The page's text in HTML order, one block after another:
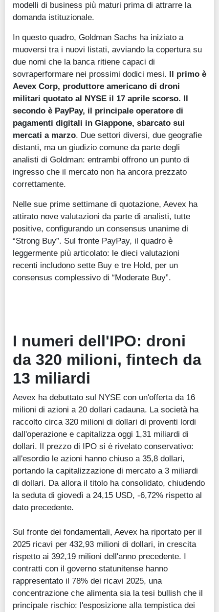
modelli di business più maturi prima di attrarre la
domanda istituzionale.
In questo quadro, Goldman Sachs ha iniziato a
muoversi tra i nuovi listati, avviando la copertura su
due nomi che la banca ritiene capaci di
sovraperformare nei prossimi dodici mesi. Il primo è
Aevex Corp, produttore americano di droni
militari quotato al NYSE il 17 aprile scorso. Il
secondo è PayPay, il principale operatore di
pagamenti digitali in Giappone, sbarcato sui
mercati a marzo. Due settori diversi, due geografie
distanti, ma un giudizio comune da parte degli
analisti di Goldman: entrambi offrono un punto di
ingresso che il mercato non ha ancora prezzato
correttamente.
Nelle sue prime settimane di quotazione, Aevex ha
attirato nove valutazioni da parte di analisti, tutte
positive, configurando un consensus unanime di
“Strong Buy”. Sul fronte PayPay, il quadro è
leggermente più articolato: le dieci valutazioni
recenti includono sette Buy e tre Hold, per un
consensus complessivo di “Moderate Buy”.
I numeri dell'IPO: droni
da 320 milioni, fintech da
13 miliardi
Aevex ha debuttato sul NYSE con un'offerta da 16
milioni di azioni a 20 dollari cadauna. La società ha
raccolto circa 320 milioni di dollari di proventi lordi
dall'operazione e capitalizza oggi 1,31 miliardi di
dollari. Il prezzo di IPO si è rivelato conservativo:
all'esordio le azioni hanno chiuso a 35,8 dollari,
portando la capitalizzazione di mercato a 3 miliardi
di dollari. Da allora il titolo ha consolidato, chiudendo
la seduta di giovedì a 24,15 USD, -6,72% rispetto al
dato precedente.
Sul fronte dei fondamentali, Aevex ha riportato per il
2025 ricavi per 432,93 milioni di dollari, in crescita
rispetto ai 392,19 milioni dell'anno precedente. I
contratti con il governo statunitense hanno
rappresentato il 78% dei ricavi 2025, una
concentrazione che alimenta sia la tesi bullish che il
principale rischio: l'esposizione alla tempistica dei